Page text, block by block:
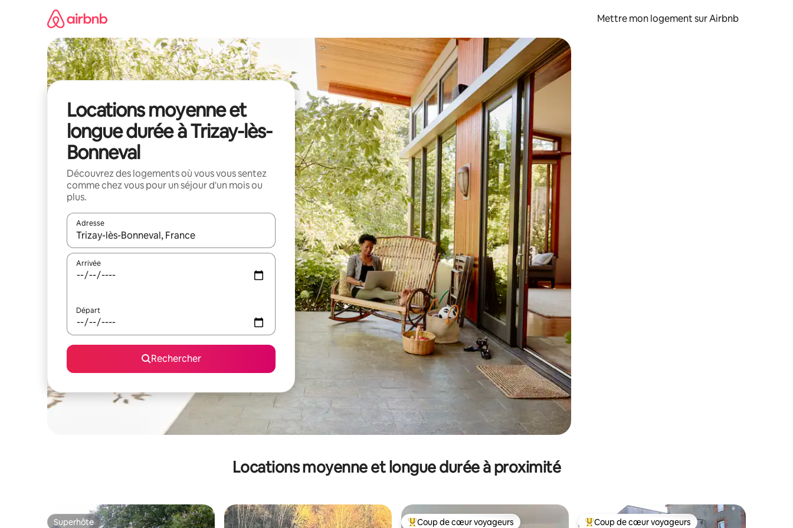
Mettre mon logement sur Airbnb
Locations moyenne et
longue durée à Trizay-lès-
Bonneval
Découvrez des logements où vous vous sentez
comme chez vous pour un séjour d'un mois ou
plus.
Adresse
Lorsque les résultats s'affichent, utilisez les flèches vers le haut et vers le bas pour les parcourir ou en appuyant et en faisant glisser.
Arrivée
Départ
Rechercher
Locations moyenne et longue durée à proximité
Superhôte Coup de cœur voyageurs Coup de cœur voyageurs